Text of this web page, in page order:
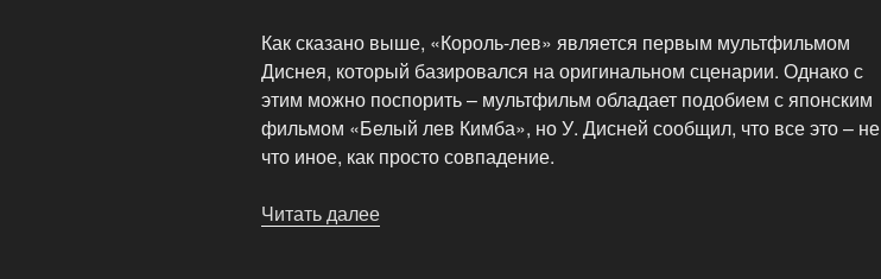
Как сказано выше, «Король-лев» является первым мультфильмом
Диснея, который базировался на оригинальном сценарии. Однако с
этим можно поспорить – мультфильм обладает подобием с японским
фильмом «Белый лев Кимба», но У. Дисней сообщил, что все это – не
что иное, как просто совпадение.
Читать далее